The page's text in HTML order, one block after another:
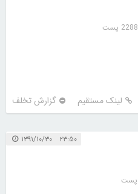
2288 پست
لینک مستقیم گزارش تخلف
۲۳:۵۰ ۱۳۹۱/۱۰/۳۰